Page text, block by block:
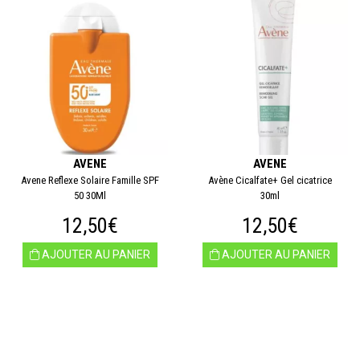
AVENE
Avene Reflexe Solaire Famille SPF
50 30Ml
12,50€
AJOUTER AU PANIER
AVENE
Avène Cicalfate+ Gel cicatrice
30ml
12,50€
AJOUTER AU PANIER